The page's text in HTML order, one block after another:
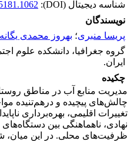
شناسه دیجیتال (DOI):
نویسندگان
پریسا منبری؛ بهروز محمدی یگانه
گروه جغرافیا، دانشکده علوم
ایران.
چکیده
مدیریت منابع آب در مناطق
چالش‌های پیچیده و درهم‌تنیده
تغییرات اقلیمی، بهره‌برداری
نهادی، ناهماهنگی بین
ظرفیت‌های محلی. در این میان،